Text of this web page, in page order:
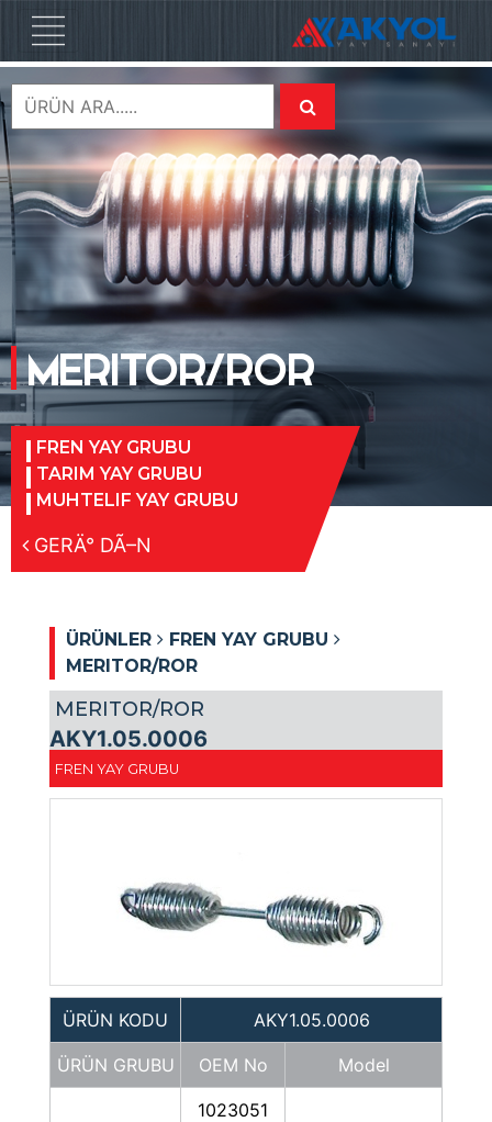
MERITOR/ROR
FREN YAY GRUBU
TARIM YAY GRUBU
MUHTELIF YAY GRUBU
GERÄ° DÃ–N
ÜRÜNLER
FREN YAY GRUBU
MERITOR/ROR
MERITOR/ROR
AKY1.05.0006
FREN YAY GRUBU
ÜRÜN KODU AKY1.05.0006
ÜRÜN GRUBU OEM No Model
1023051